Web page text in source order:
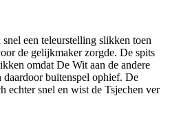
een teleurstelling slikken toen
de gelijkmaker zorgde. De spits
omdat De Wit aan de andere
daardoor buitenspel ophief. De
echter snel en wist de Tsjechen ver